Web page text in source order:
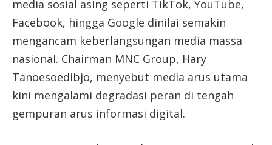
media sosial asing seperti TikTok, YouTube,
Facebook, hingga Google dinilai semakin
mengancam keberlangsungan media massa
nasional. Chairman MNC Group, Hary
Tanoesoedibjo, menyebut media arus utama
kini mengalami degradasi peran di tengah
gempuran arus informasi digital.